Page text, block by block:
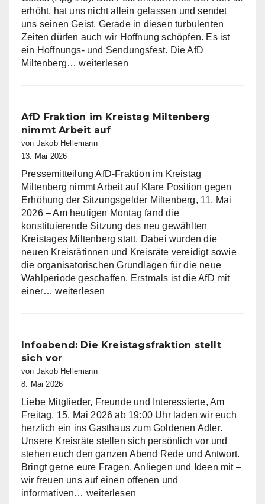
erhöht, hat uns nicht allein gelassen und sendet
uns seinen Geist. Gerade in diesen turbulenten
Zeiten dürfen auch wir Hoffnung schöpfen. Es ist
ein Hoffnungs- und Sendungsfest. Die AfD
Miltenberg…Die
eine
gesegnete
Christi
weiterlesen
AfD Fraktion im Kreistag Miltenberg
nimmt Arbeit auf
von Jakob Hellemann
13. Mai 2026
Pressemitteilung AfD-Fraktion im Kreistag
Miltenberg nimmt Arbeit auf Klare Position gegen
Erhöhung der Sitzungsgelder Miltenberg, 11. Mai
2026 – Am heutigen Montag fand die
konstituierende Sitzung des neu gewählten
Kreistages Miltenberg statt. Dabei wurden die
neuen Kreisrätinnen und Kreisräte vereidigt sowie
die organisatorischen Grundlagen für die neue
Wahlperiode geschaffen. Erstmals ist die AfD mit
einer…AfD
Miltenberg
nimmt
Arbeit
auf
weiterlesen
Infoabend: Die Kreistagsfraktion stellt
sich vor
von Jakob Hellemann
8. Mai 2026
Liebe Mitglieder, Freunde und Interessierte, Am
Freitag, 15. Mai 2026 ab 19:00 Uhr laden wir euch
herzlich ein ins Gasthaus zum Goldenen Adler.
Unsere Kreisräte stellen sich persönlich vor und
stehen euch den ganzen Abend Rede und Antwort.
Bringt gerne eure Fragen, Anliegen und Ideen mit –
wir freuen uns auf einen offenen und
informativen… Infoabend:
weiterlesen